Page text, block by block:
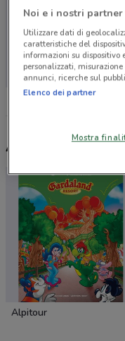
Non ci
Altri volantini
Alpitour
Noi e i nostri
Utilizzare dati di
caratteristiche del
informazioni su dispositivo
personalizzati,
annunci, ricerche sul
Elenco dei partner
Mostra